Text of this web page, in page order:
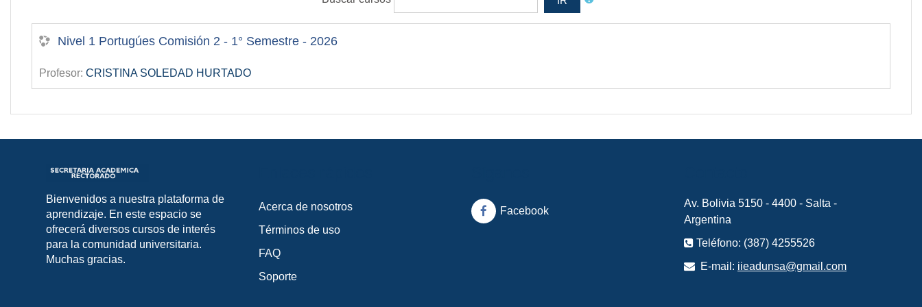
Nivel 1 Portugúes Comisión 2 - 1° Semestre - 2026
Profesor: CRISTINA SOLEDAD HURTADO
Bienvenidos a nuestra plataforma de
aprendizaje. En este espacio se
ofrecerá diversos cursos de interés
para la comunidad universitaria.
Muchas gracias.
Acerca de nosotros
Términos de uso
FAQ
Soporte
Facebook
Av. Bolivia 5150 - 4400 - Salta -
Argentina
Teléfono: (387) 4255526
E-mail: iieadunsa@gmail.com